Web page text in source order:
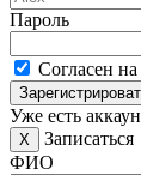
Пароль
Согласен
Уже есть
X
Записаться
ФИО